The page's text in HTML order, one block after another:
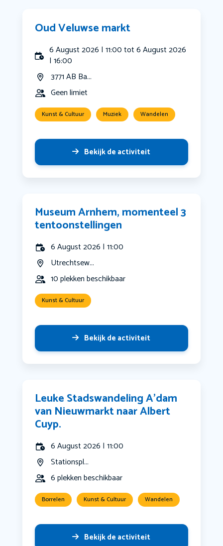
Oud Veluwse markt
6 August 2026 | 11:00 tot 6 August 2026
| 16:00
3771 AB Ba...
Geen limiet
Kunst & Cultuur Muziek Wandelen
Bekijk de activiteit
Museum Arnhem, momenteel 3
tentoonstellingen
6 August 2026 | 11:00
Utrechtsew...
10 plekken beschikbaar
Kunst & Cultuur
Bekijk de activiteit
Leuke Stadswandeling A’dam
van Nieuwmarkt naar Albert
Cuyp.
6 August 2026 | 11:00
Stationspl...
6 plekken beschikbaar
Borrelen Kunst & Cultuur Wandelen
Bekijk de activiteit